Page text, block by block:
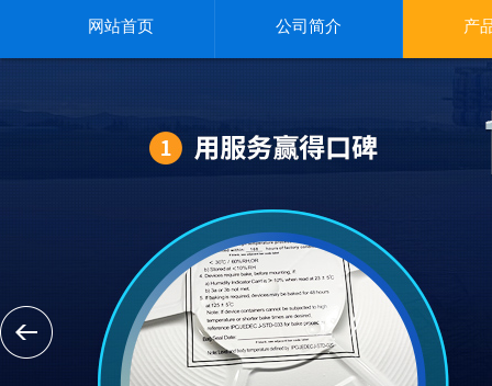
网站首页 公司简介 产